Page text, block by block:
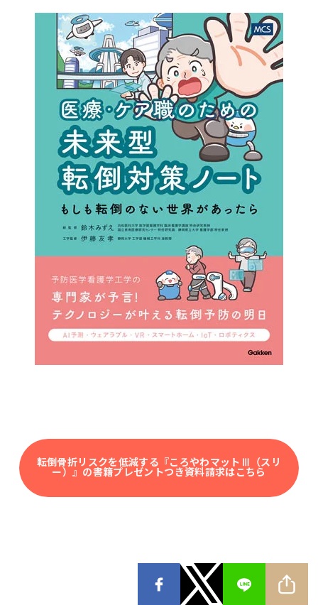
転倒骨折リスクを低減する『ころやわマットⅢ（スリ
ー）』の書籍プレゼントつき資料請求はこちら